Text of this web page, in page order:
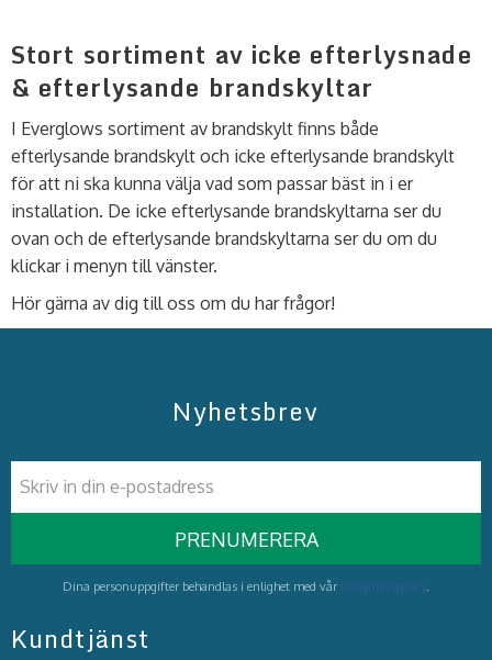
Stort sortiment av icke efterlysnade
& efterlysande brandskyltar
I Everglows sortiment av brandskylt finns både
efterlysande brandskylt och icke efterlysande brandskylt
för att ni ska kunna välja vad som passar bäst in i er
installation. De icke efterlysande brandskyltarna ser du
ovan och de efterlysande brandskyltarna ser du om du
klickar i menyn till vänster.
Hör gärna av dig till oss om du har frågor!
Nyhetsbrev
PRENUMERERA
Dina personuppgifter behandlas i enlighet med vår integritetspolicy
Kundtjänst